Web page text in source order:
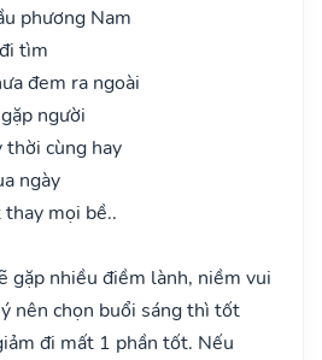
phương Nam
tìm
đem ra ngoài
người
thời cùng hay
ngày
mọi bề..
gặp nhiều điềm lành, niềm vui
nên chọn buổi sáng thì tốt
đi mất 1 phần tốt. Nếu